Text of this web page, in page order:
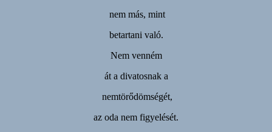
nem más, mint
betartani való.
Nem venném
át a divatosnak a
nemtörődömségét,
az oda nem figyelését.